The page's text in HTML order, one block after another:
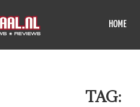
HOME
TAG: